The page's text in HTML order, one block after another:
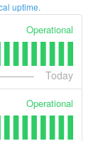
uptime.
Operational
Today
Operational